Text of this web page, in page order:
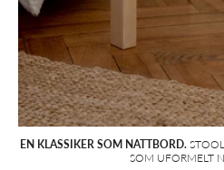
EN KLASSIKER SOM NATTBORD.
SOM UFORMELT